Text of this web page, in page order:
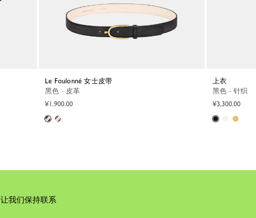
Le Foulonné 女士皮带
黑色 - 皮革
¥1,900.00
上衣
黑色 - 针织
¥3,300.00
让我们保持联系